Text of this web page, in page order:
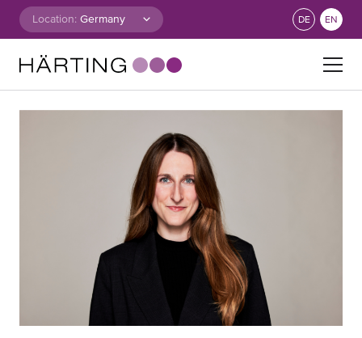
Skip to content
Location: DE EN
Search for: